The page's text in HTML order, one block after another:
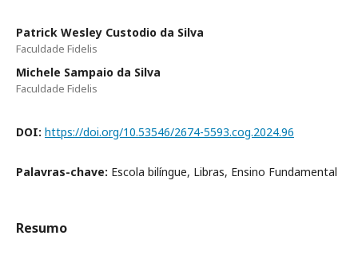
Patrick Wesley Custodio da Silva
Faculdade Fidelis
Michele Sampaio da Silva
Faculdade Fidelis
DOI: https://doi.org/10.53546/2674-5593.cog.2024.96
Palavras-chave: Escola bilíngue, Libras, Ensino Fundamental
Resumo